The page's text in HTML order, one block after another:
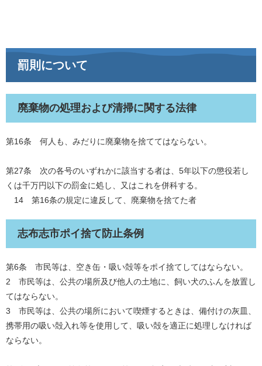
罰則について
廃棄物の処理および清掃に関する法律
第16条 何人も、みだりに廃棄物を捨ててはならない。
第27条 次の各号のいずれかに該当する者は、5年以下の懲役若し
くは千万円以下の罰金に処し、又はこれを併科する。
14 第16条の規定に違反して、廃棄物を捨てた者
志布志市ポイ捨て防止条例
第6条 市民等は、空き缶・吸い殻等をポイ捨てしてはならない。
2 市民等は、公共の場所及び他人の土地に、飼い犬のふんを放置し
てはならない。
3 市民等は、公共の場所において喫煙するときは、備付けの灰皿、
携帯用の吸い殻入れ等を使用して、吸い殻を適正に処理しなければ
ならない。